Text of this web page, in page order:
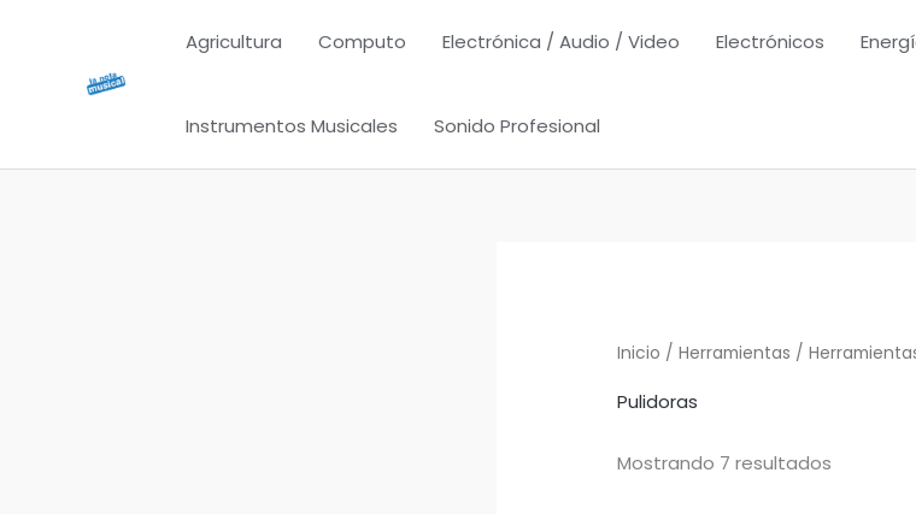
contenido
Agricultura Computo Electrónica / Audio / Video Electrónicos
Instrumentos Musicales Sonido Profesional
Inicio /Herramientas /
Pulidoras
Mostrando 7 resultados